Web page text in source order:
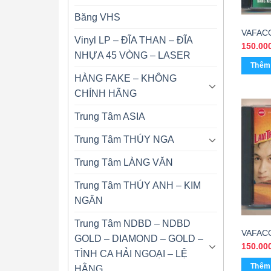
Băng VHS
Vinyl LP – ĐĨA THAN – ĐĨA
NHỰA 45 VÒNG – LASER
HÀNG FAKE – KHÔNG
CHÍNH HÃNG
Trung Tâm ASIA
Trung Tâm THÚY NGA
Trung Tâm LÀNG VĂN
Trung Tâm THÚY ANH – KIM
NGÂN
Trung Tâm NDBD – NDBD
GOLD – DIAMOND – GOLD –
TÌNH CA HẢI NGOẠI – LỆ
98 –
Vol 2
Lam
Quang